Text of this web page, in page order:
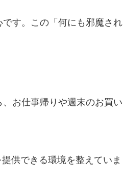
す。この「何にも邪魔され
お仕事帰りや週末のお買い
供できる環境を整えていま